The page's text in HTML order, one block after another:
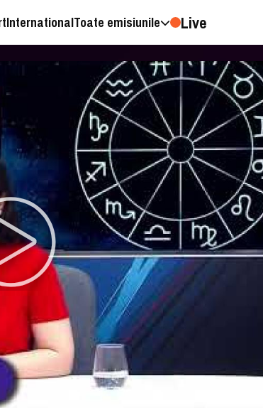
InternationalToate emisiunile Live